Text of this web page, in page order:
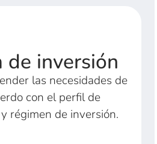
de inversión
las necesidades de
con el perfil de
régimen de inversión.